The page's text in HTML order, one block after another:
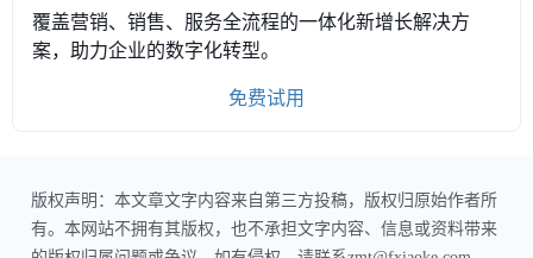
覆盖营销、销售、服务全流程的一体化新增长解决方
案，助力企业的数字化转型。
免费试用
版权声明：本文章文字内容来自第三方投稿，版权归原始作者所
有。本网站不拥有其版权，也不承担文字内容、信息或资料带来